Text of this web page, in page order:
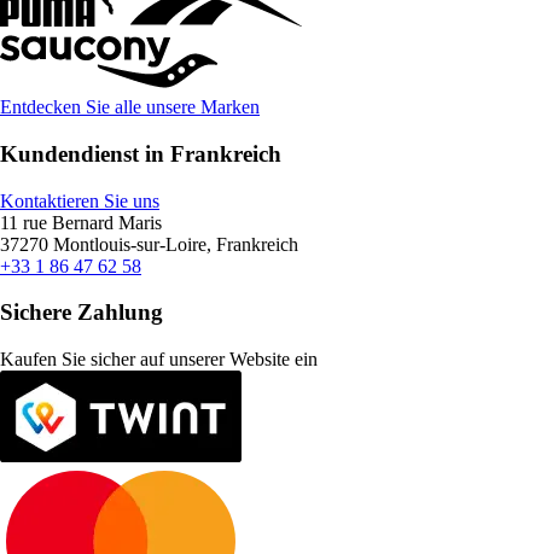
Entdecken Sie alle unsere Marken
Kundendienst in Frankreich
Kontaktieren Sie uns
11 rue Bernard Maris
37270 Montlouis-sur-Loire, Frankreich
+33 1 86 47 62 58
Sichere Zahlung
Kaufen Sie sicher auf unserer Website ein